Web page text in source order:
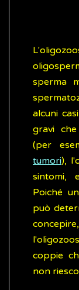
sperma
alcuni
gravi
(per
tumori),
sintomi,
Poiché
può
coppie
non